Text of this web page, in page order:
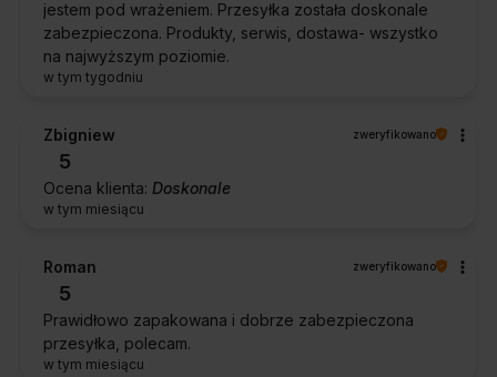
jestem pod wrażeniem. Przesyłka została doskonale
zabezpieczona. Produkty, serwis, dostawa- wszystko
na najwyższym poziomie.
w tym tygodniu
Zbigniew zweryfikowano
5
Ocena klienta: Doskonale
w tym miesiącu
Roman zweryfikowano
5
Prawidłowo zapakowana i dobrze zabezpieczona
przesyłka, polecam.
w tym miesiącu